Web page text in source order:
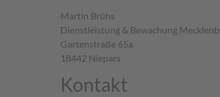
Martin Brühs
Dienstleistung & Bewachung
Gartenstraße 65a
18442 Niepars
Kontakt